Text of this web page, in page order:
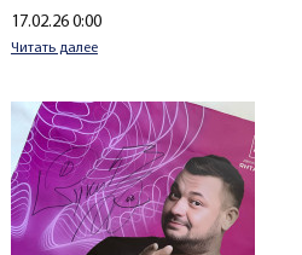
Создано
17.02.26 0:00
Читать далее